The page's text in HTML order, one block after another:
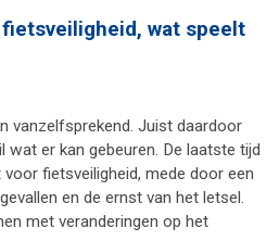
wat speelt
vanzelfsprekend. Juist daardoor
wat er kan gebeuren. De laatste tijd
fietsveiligheid, mede door een
en de ernst van het letsel.
met veranderingen op het